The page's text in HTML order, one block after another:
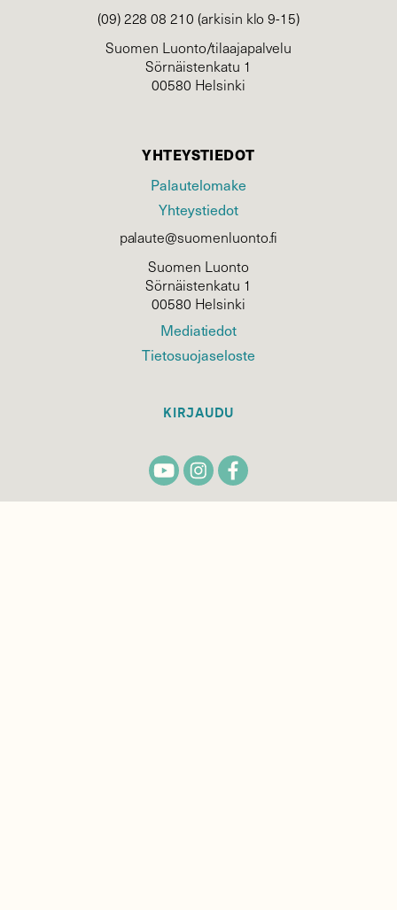
(09) 228 08 210 (arkisin klo 9-15)
Suomen Luonto/tilaajapalvelu
Sörnäistenkatu 1
00580 Helsinki
YHTEYSTIEDOT
Palautelomake
Yhteystiedot
palaute@suomenluonto.fi
Suomen Luonto
Sörnäistenkatu 1
00580 Helsinki
Mediatiedot
Tietosuojaseloste
KIRJAUDU